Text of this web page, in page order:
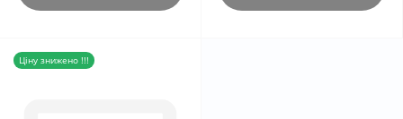
Ціну знижено !!!